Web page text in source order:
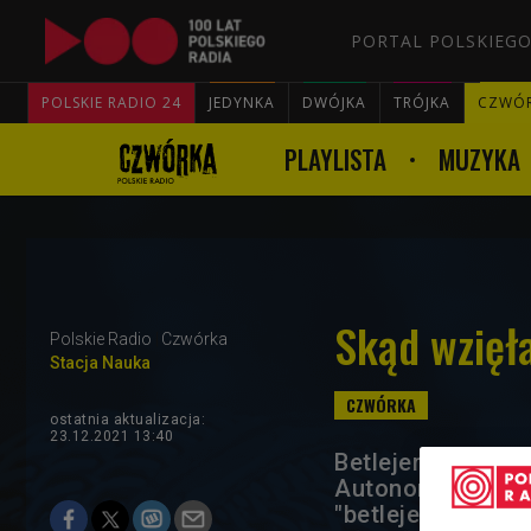
PORTAL
POLSKIE RADIO 24 JEDYNKA DWÓJKA TRÓJKA
PLAYLISTA MUZYKA
Polskie Radio
Czwórka
Stacja Nauka
Skąd
ostatnia aktualizacja:
23.12.2021 13:40
Betlejem
Autonomii
"betlejem"